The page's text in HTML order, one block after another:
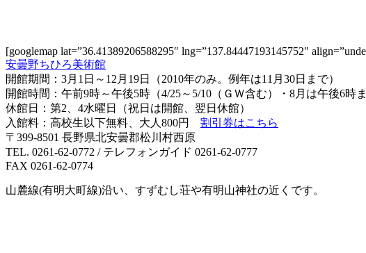
[googlemap lat=”36.41389206588295″ lng=”137.84447193145752″
安曇野ちひろ美術館
開館期間：3月1日～12月19日（2010年のみ。例年は11月30日まで）
開館時間：午前9時～午後5時（4/25～5/10（ＧＷ含む）・8月は午後6時ま
休館日：第2、4水曜日（祝日は開館、翌日休館）
入館料：高校生以下無料、大人800円 割引券はこちら
〒399-8501 長野県北安曇郡松川村西原
TEL. 0261-62-0772 / テレフォンガイド 0261-62-0777
FAX 0261-62-0774
山麓線(有明大町線)沿い、すずむし荘や有明山神社の近くです。